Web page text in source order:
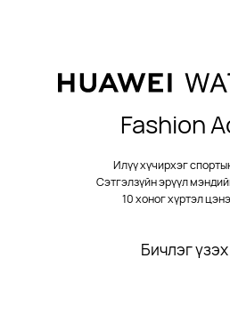
Fashion
Илүү хүчирхэг
Сэтгэлзүйн эрүүл
10 хоног хүртэл
Бичлэг үзэх